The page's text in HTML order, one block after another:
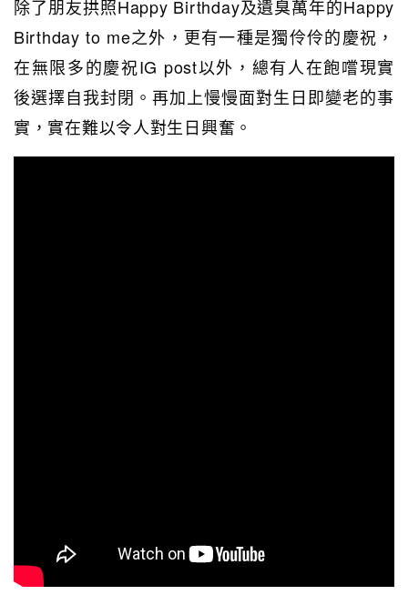
除了朋友拱照Happy Birthday及遺臭萬年的Happy
Birthday to me之外，更有一種是獨伶伶的慶祝，
在無限多的慶祝IG post以外，總有人在飽嚐現實
後選擇自我封閉。再加上慢慢面對生日即變老的事
實，實在難以令人對生日興奮。